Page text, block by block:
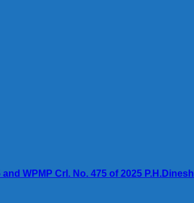
WPMP Crl. No. 475 of 2025 P.H.Dinesh